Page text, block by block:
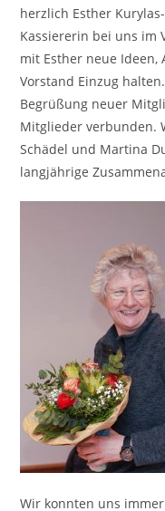
herzlich Esther
Kassiererin bei uns im
mit Esther neue
Vorstand Einzug
Begrüßung neuer
Mitglieder verbunden.
Schädel und Martina
langjährige
Wir konnten uns